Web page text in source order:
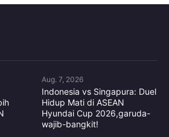
Aug. 7, 2026
Indonesia vs Singapura: Duel
Hidup Mati di ASEAN
Hyundai Cup 2026,garuda-
wajib-bangkit!